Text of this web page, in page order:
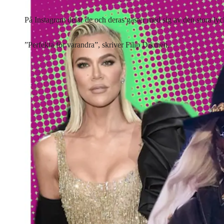
På Instagram delar de och deras gäster med sig av den stora
”Perfekta för varandra”, skriver Filip Dikmen.